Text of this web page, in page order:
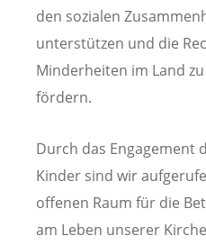
den sozialen
unterstützen und die
Minderheiten im Land
fördern.
Durch das Engagement
Kinder sind wir
offenen Raum für die
am Leben unserer